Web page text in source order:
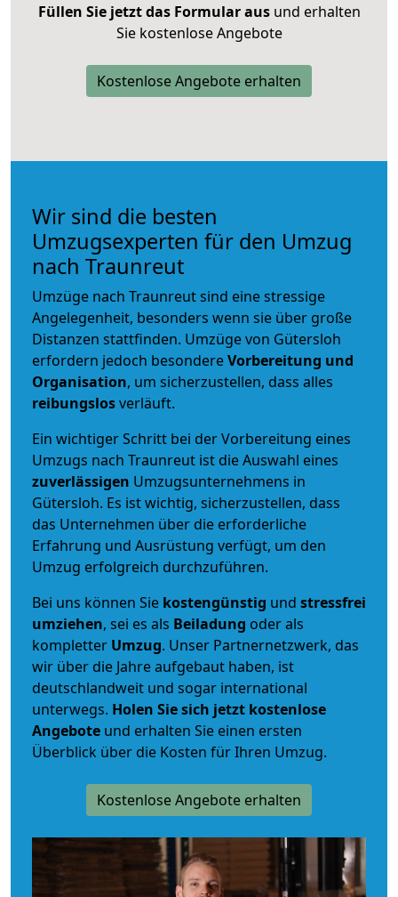
Füllen Sie jetzt das Formular ausund erhalten
Sie kostenlose Angebote
Kostenlose Angebote erhalten
Wir sind die besten
Umzugsexperten für den Umzug
nach Traunreut
Umzüge nach Traunreut sind eine stressige
Angelegenheit, besonders wenn sie über große
Distanzen stattfinden. Umzüge von Gütersloh
erfordern jedoch besondereVorbereitung und
Organisation, um sicherzustellen, dass alles
reibungslosverläuft.
Ein wichtiger Schritt bei der Vorbereitung eines
Umzugs nach Traunreut ist die Auswahl eines
zuverlässigen Umzugsunternehmens in
Gütersloh. Es ist wichtig, sicherzustellen, dass
das Unternehmen über die erforderliche
Erfahrung und Ausrüstung verfügt, um den
Umzug erfolgreich durchzuführen.
Bei uns können Sie kostengünstig und stressfrei
umziehen, sei es als Beiladung oder als
kompletter Umzug. Unser Partnernetzwerk, das
wir über die Jahre aufgebaut haben, ist
deutschlandweit und sogar international
unterwegs. Holen Sie sich jetzt kostenlose
Angebote und erhalten Sie einen ersten
Überblick über die Kosten für Ihren Umzug.
Kostenlose Angebote erhalten